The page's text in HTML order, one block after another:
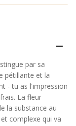
par sa
pétillante et la
- tu as l'impression
La fleur
la substance au
complexe qui va